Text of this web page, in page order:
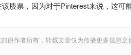
股票，因为对于Pinterest来说，这可
原作者所有，转载文章仅为传播更多信息